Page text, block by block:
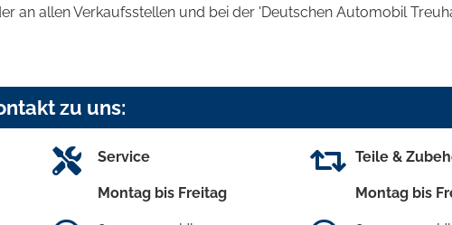
an allen Verkaufsstellen und bei der 'Deutschen Automobil
zu uns:
Service
Montag bis Freitag
Teile &
Montag bis